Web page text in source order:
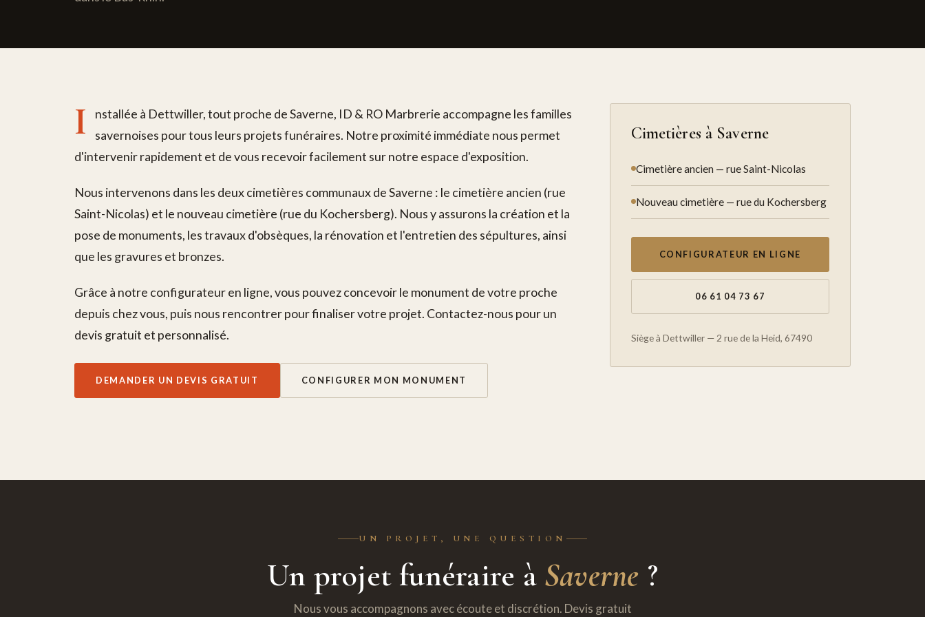
I
nstallée à Dettwiller, tout proche de Saverne, ID & RO Marbrerie accompagne les familles
savernoises pour tous leurs projets funéraires. Notre proximité immédiate nous permet
d'intervenir rapidement et de vous recevoir facilement sur notre espace d'exposition.
Nous intervenons dans les deux cimetières communaux de Saverne : le cimetière ancien (rue
Saint-Nicolas) et le nouveau cimetière (rue du Kochersberg). Nous y assurons la création et la
pose de monuments, les travaux d'obsèques, la rénovation et l'entretien des sépultures, ainsi
que les gravures et bronzes.
Grâce à notre configurateur en ligne, vous pouvez concevoir le monument de votre proche
depuis chez vous, puis nous rencontrer pour finaliser votre projet. Contactez-nous pour un
devis gratuit et personnalisé.
DEMANDER UN DEVIS GRATUIT CONFIGURER MON MONUMENT
Cimetières à Saverne
Cimetière ancien — rue Saint-Nicolas
Nouveau cimetière — rue du Kochersberg
CONFIGURATEUR EN LIGNE
06 61 04 73 67
Siège à Dettwiller — 2 rue de la Heid, 67490
UN PROJET, UNE QUESTION
Un projet funéraire à Saverne ?
Nous vous accompagnons avec écoute et discrétion. Devis gratuit